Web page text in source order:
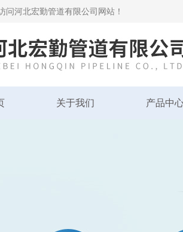
问河北宏勤管道有限公司网站！
关于我们 产品中